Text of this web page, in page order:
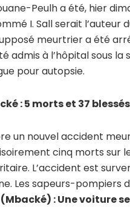
Peulh a été, hier
I. Sall serait
meurtrier a été
admis à l’hôpital sous
pour autopsie.
: 5 morts et 37
un nouvel accident
cinq morts sur
L’accident est
Les sapeurs-pompiers
: Une voiture